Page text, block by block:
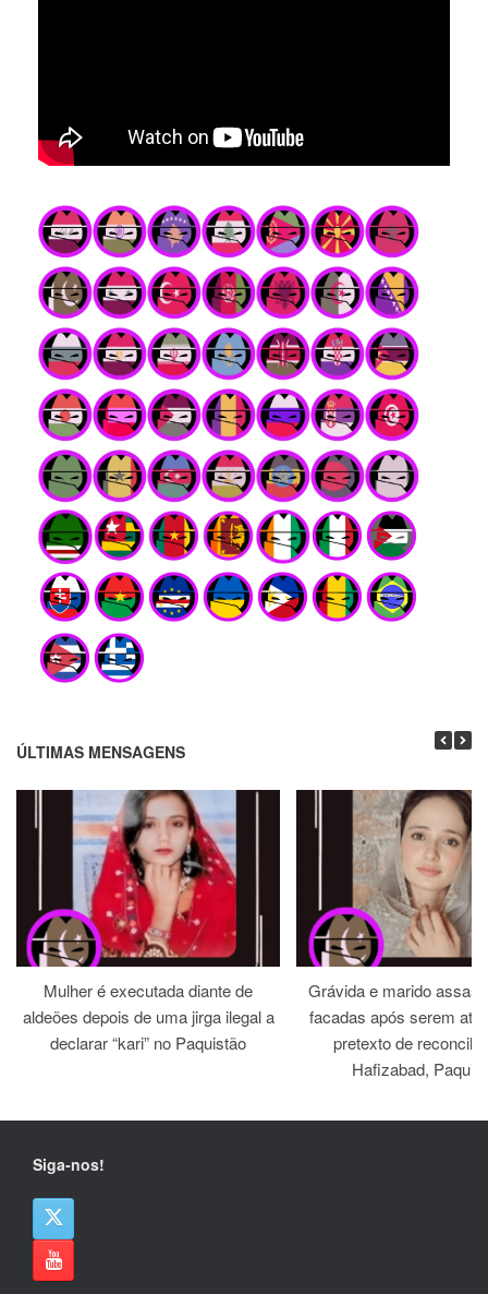
ÚLTIMAS MENSAGENS
Mulher é executada diante de
aldeões depois de uma jirga ilegal a
declarar “kari” no Paquistão
Grávida e marido
facadas após serem
pretexto de
Hafizabad,
Siga-nos!